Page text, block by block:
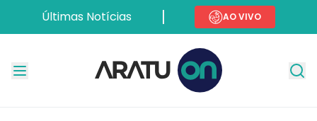
Últimas Notícias AO VIVO